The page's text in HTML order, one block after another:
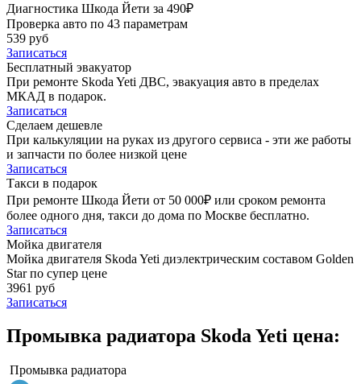
Диагностика Шкода Йети за 490₽
Проверка авто по 43 параметрам
539 руб
Записаться
Бесплатный эвакуатор
При ремонте Skoda Yeti ДВС, эвакуация авто в пределах
МКАД в подарок.
Записаться
Сделаем дешевле
При калькуляции на руках из другого сервиса - эти же работы
и запчасти по более низкой цене
Записаться
Такси в подарок
При ремонте Шкода Йети от 50 000₽ или сроком ремонта
более одного дня, такси до дома по Москве бесплатно.
Записаться
Мойка двигателя
Мойка двигателя Skoda Yeti диэлектрическим составом Golden
Star по супер цене
3961 руб
Записаться
Промывка радиатора Skoda Yeti цена:
Промывка радиатора